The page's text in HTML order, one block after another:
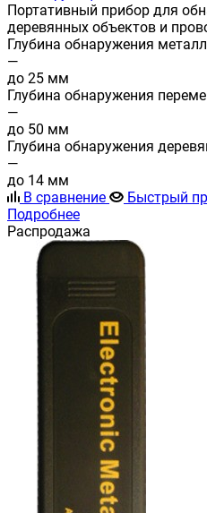
Портативный прибор для
деревянных объектов и
Глубина обнаружения
—
до 25 мм
Глубина обнаружения
—
до 50 мм
Глубина обнаружения
—
до 14 мм
В сравнение
Быстрый
Подробнее
Распродажа